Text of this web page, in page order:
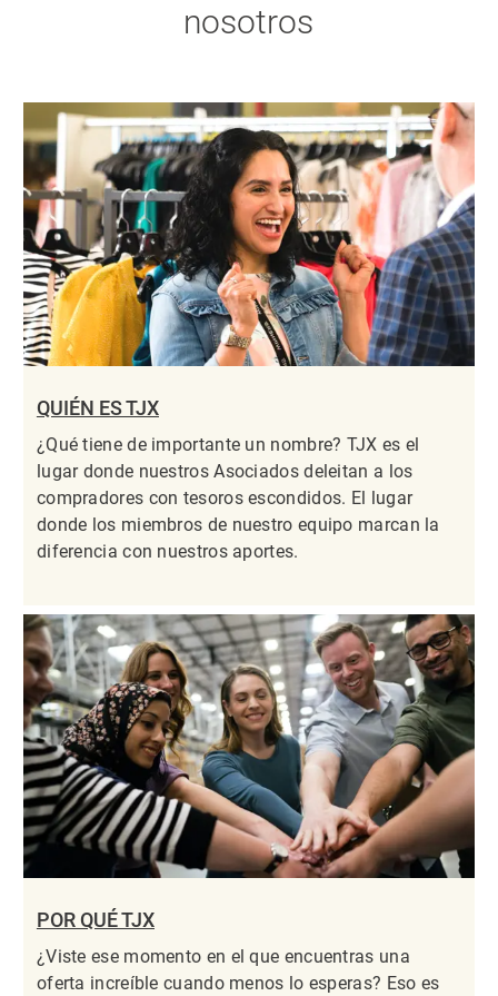
nosotros
QUIÉN ES TJX
¿Qué tiene de importante un nombre? TJX es el
lugar donde nuestros Asociados deleitan a los
compradores con tesoros escondidos. El lugar
donde los miembros de nuestro equipo marcan la
diferencia con nuestros aportes.
POR QUÉ TJX
¿Viste ese momento en el que encuentras una
oferta increíble cuando menos lo esperas? Eso es